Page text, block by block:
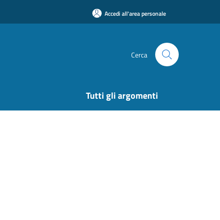
Accedi all'area personale
Cerca
Tutti gli argomenti